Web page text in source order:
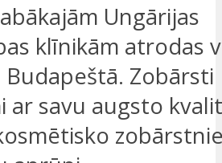
Ungārijas
klīnikām atrodas
Budapeštā.
ar savu augsto